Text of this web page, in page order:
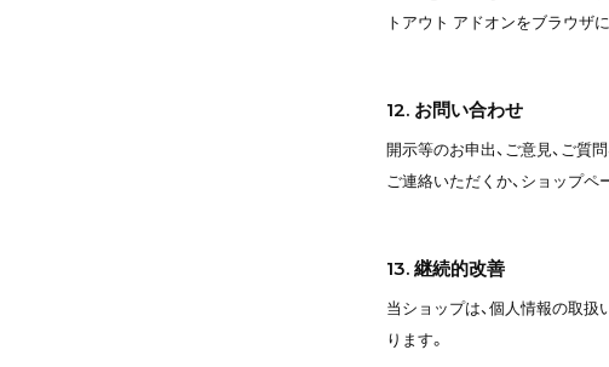
トアウト アドオンをブラウザ
12. お問い合わせ
開示等のお申出、ご意見、ご質
ご連絡いただくか、ショップ
13. 継続的改善
当ショップは、個人情報の取
ります。